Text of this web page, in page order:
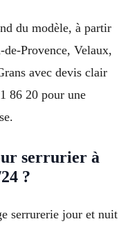
du modèle, à partir
Provence, Velaux,
avec devis clair
86 20 pour une
serrurier à
?
serrurerie jour et nuit